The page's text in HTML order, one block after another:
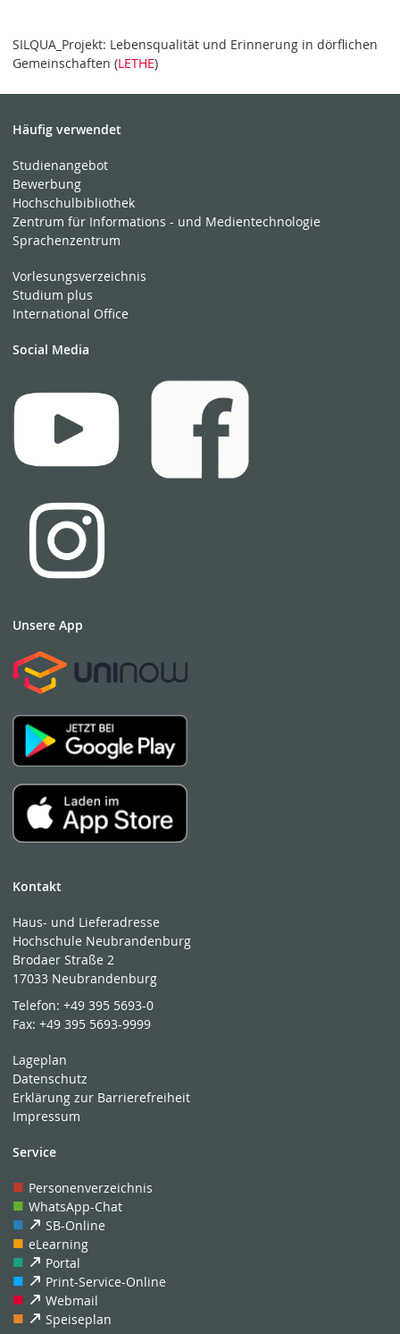
SILQUA_Projekt: Lebensqualität und Erinnerung in dörflichen
Gemeinschaften (LETHE)
Häufig verwendet
Studienangebot
Bewerbung
Hochschulbibliothek
Zentrum für Informations - und Medientechnologie
Sprachenzentrum
Vorlesungsverzeichnis
Studium plus
International Office
Social Media
Unsere App
Kontakt
Haus- und Lieferadresse
Hochschule Neubrandenburg
Brodaer Straße 2
17033 Neubrandenburg
Telefon:+49 395 5693-0
Fax:+49 395 5693-9999
Lageplan
Datenschutz
Erklärung zur Barrierefreiheit
Impressum
Service
Personenverzeichnis
WhatsApp-Chat
SB-Online
eLearning
Portal
Print-Service-Online
Webmail
Speiseplan